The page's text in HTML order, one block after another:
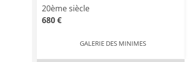
20ème siècle
680 €
GALERIE DES MINIMES